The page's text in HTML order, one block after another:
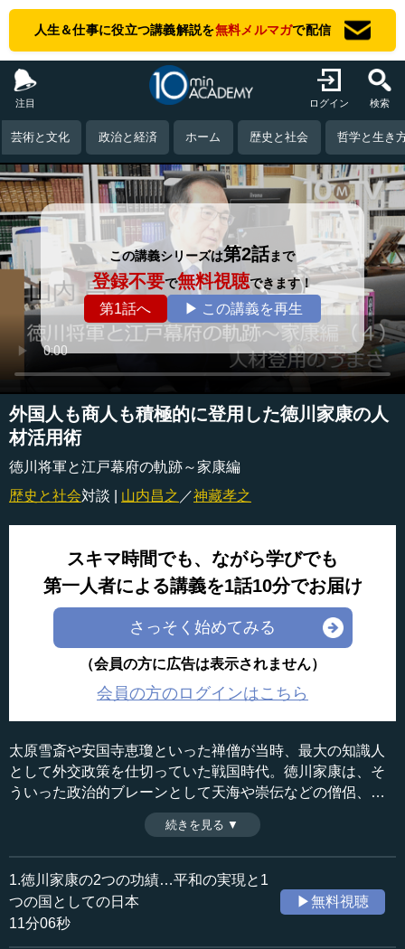
人生＆仕事に役立つ講義解説を無料メルマガで配信
注目 ログイン 検索
芸術と文化 政治と経済 ホーム 歴史と社会 哲学と生き
この講義シリーズは第2話まで
登録不要で無料視聴できます！
第1話へ ▶ この講義を再生
外国人も商人も積極的に登用した徳川家康の人
材活用術
徳川将軍と江戸幕府の軌跡～家康編
歴史と社会対談 | 山内昌之 ／神藏孝之
スキマ時間でも、ながら学びでも
第一人者による講義を1話10分でお届け
さっそく始めてみる
（会員の方に広告は表示されません）
会員の方のログインはこちら
太原雪斎や安国寺恵瓊といった禅僧が当時、最大の知識人
として外交政策を仕切っていた戦国時代。徳川家康は、そ
ういった政治的ブレーンとして天海や崇伝などの僧侶、儒
学者の林羅山を登用する一方、ウィリアム・アダムスやヤ
ン・ヨーステンなどの外国人、商人の茶屋四郎次郎も積極
的に活用する。そのことから、家康の「人材登用のうま
さ」をうかがい知ることができる。（全5話中4話）
※インタビュアー：神藏孝之（テンミニッツTV論説主幹）
収録日：2019年12月26日
追加日：2021年1月30日
カテゴリー：
歴史・民族
続きを見る ▼
1.徳川家康の2つの功績…平和の実現と1
つの国としての日本
11分06秒
▶無料視聴